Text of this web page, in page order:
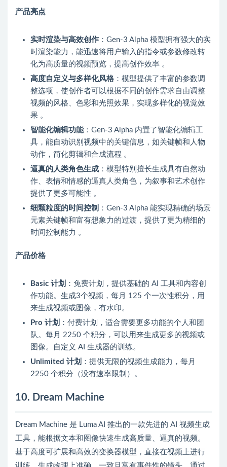
产品亮点
实时渲染与高效创作 ：Gen-3 Alpha 模型拥有强大的实
时渲染能力，能迅速将用户输入的指令或参数修改转
化为高质量的视频预览，提高创作效率 。
高度自定义与多样化风格 ：模型提供了丰富的参数调
整选项，使创作者可以根据不同的创作需求自由调整
视频的风格、色彩和光照效果，实现多样化的视觉效
果 。
智能化编辑功能：Gen-3 Alpha 内置了智能化编辑工
具，能自动识别视频中的关键信息，如关键帧和人物
动作，简化剪辑和合成流程 。
逼真的人类角色生成 ：模型特别擅长生成具有自然动
作、表情和情感的逼真人类角色，为叙事和艺术创作
提供了更多可能性 。
细颗粒度的时间控制 ：Gen-3 Alpha 能实现精确的场景
元素关键帧和富有想象力的过渡，提供了更为精细的
时间控制能力 。
产品价格
Basic 计划 ：免费计划，提供基础的 AI 工具和内容创
作功能。生成3个视频，每月 125 个一次性积分，用
来生成视频或图像，有水印。
Pro 计划 ：付费计划，适合需要更多功能的个人和团
队。每月 2250 个积分，可以用来生成更多的视频或
图像。自定义 AI 生成器的训练。
Unlimited 计划 ：提供无限的视频生成能力，每月
2250 个积分（没有速率限制）。
10. Dream Machine
Dream Machine 是 Luma AI 推出的一款先进的 AI 视频生成
工具，能根据文本和图像快速生成高质量、逼真的视频。
基于高度可扩展和高效的变换器模型，直接在视频上进行